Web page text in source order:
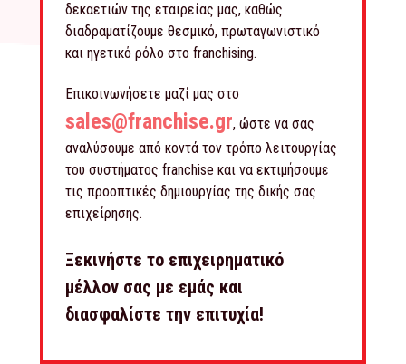
δεκαετιών της εταιρείας μας, καθώς
διαδραματίζουμε θεσμικό, πρωταγωνιστικό
και ηγετικό ρόλο στο franchising.
Επικοινωνήσετε μαζί μας στο
sales@franchise.gr, ώστε να σας
αναλύσουμε από κοντά τον τρόπο λειτουργίας
του συστήματος franchise και να εκτιμήσουμε
τις προοπτικές δημιουργίας της δικής σας
επιχείρησης.
Ξεκινήστε το επιχειρηματικό
μέλλον σας με εμάς και
διασφαλίστε την επιτυχία!